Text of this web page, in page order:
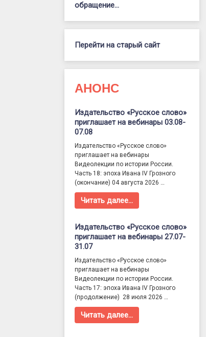
обращение…
Перейти на старый сайт
АНОНС
Издательство «Русское слово»
приглашает на вебинары 03.08-
07.08
Издательство «Русское слово»
приглашает на вебинары
Видеолекции по истории России.
Часть 18: эпоха Ивана IV Грозного
(окончание) 04 августа 2026 …
Читать далее…
Издательство «Русское слово»
приглашает на вебинары 27.07-
31.07
Издательство «Русское слово»
приглашает на вебинары
Видеолекции по истории России.
Часть 17: эпоха Ивана IV Грозного
(продолжение) 28 июля 2026 …
Читать далее…